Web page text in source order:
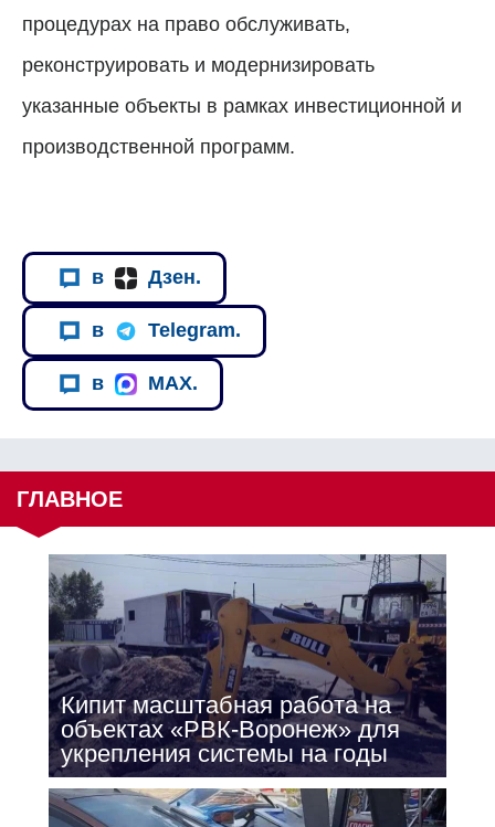
процедурах на право обслуживать,
реконструировать и модернизировать
указанные объекты в рамках инвестиционной и
производственной программ.
в Дзен.
в Telegram.
в MAX.
ГЛАВНОЕ
Кипит масштабная работа на
объектах «РВК-Воронеж» для
укрепления системы на годы